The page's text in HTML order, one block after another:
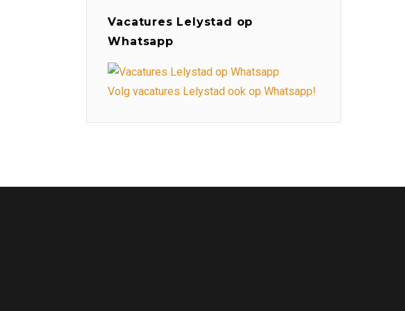
Vacatures Lelystad op
Whatsapp
Volg vacatures Lelystad ook op Whatsapp!